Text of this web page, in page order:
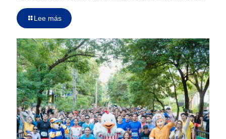
Lee más